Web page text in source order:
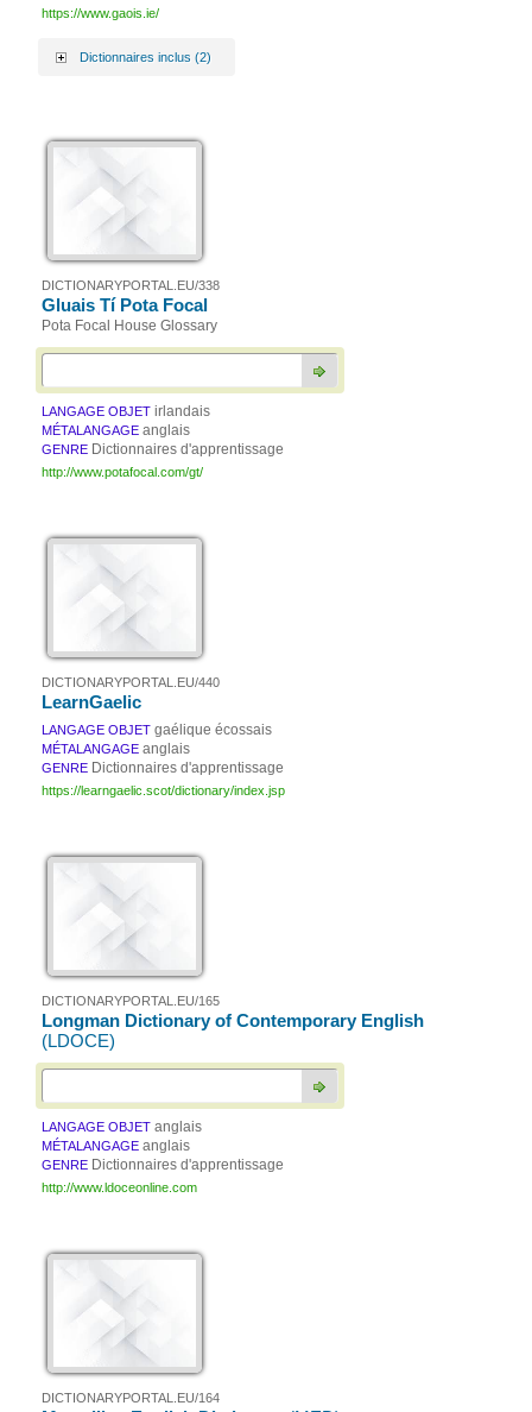
https://www.gaois.ie/
Dictionnaires inclus (2)
DICTIONARYPORTAL.EU/338
Gluais Tí Pota Focal
Pota Focal House Glossary
LANGAGE OBJET irlandais
MÉTALANGAGE anglais
GENRE Dictionnaires d'apprentissage
http://www.potafocal.com/gt/
DICTIONARYPORTAL.EU/440
LearnGaelic
LANGAGE OBJET gaélique écossais
MÉTALANGAGE anglais
GENRE Dictionnaires d'apprentissage
https://learngaelic.scot/dictionary/index.jsp
DICTIONARYPORTAL.EU/165
Longman Dictionary of Contemporary English
(LDOCE)
LANGAGE OBJET anglais
MÉTALANGAGE anglais
GENRE Dictionnaires d'apprentissage
http://www.ldoceonline.com
DICTIONARYPORTAL.EU/164